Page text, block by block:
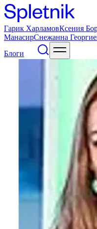
Гарик ХарламовКсения
МанасирСнежанна
Блоги